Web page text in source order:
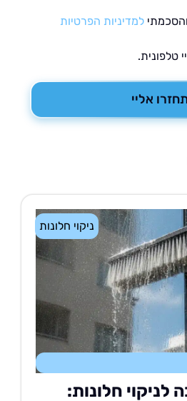
למדיניות הפרטיות
ניקוי חלונות
חלונות: